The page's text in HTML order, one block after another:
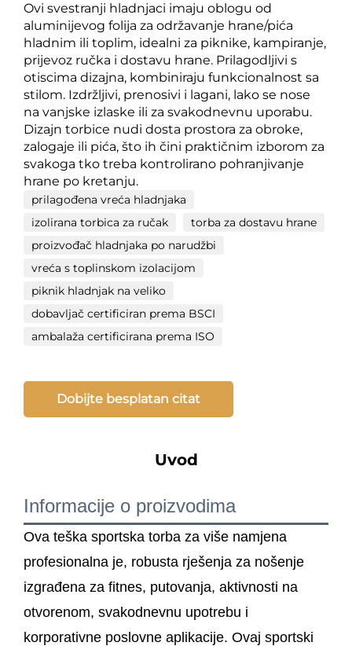
Ovi svestranji hladnjaci imaju oblogu od
aluminijevog folija za održavanje hrane/pića
hladnim ili toplim, idealni za piknike, kampiranje,
prijevoz ručka i dostavu hrane. Prilagodljivi s
otiscima dizajna, kombiniraju funkcionalnost sa
stilom. Izdržljivi, prenosivi i lagani, lako se nose
na vanjske izlaske ili za svakodnevnu uporabu.
Dizajn torbice nudi dosta prostora za obroke,
zalogaje ili pića, što ih čini praktičnim izborom za
svakoga tko treba kontrolirano pohranjivanje
hrane po kretanju.
prilagođena vreća hladnjaka
izolirana torbica za ručak
torba za dostavu hrane
proizvođač hladnjaka po narudžbi
vreća s toplinskom izolacijom
piknik hladnjak na veliko
dobavljač certificiran prema BSCI
ambalaža certificirana prema ISO
Dobijte besplatan citat
Uvod
Informacije o proizvodima
Ova teška sportska torba za više namjena
profesionalna je, robusta rješenja za nošenje
izgrađena za fitnes, putovanja, aktivnosti na
otvorenom, svakodnevnu upotrebu i
korporativne poslovne aplikacije. Ovaj sportski